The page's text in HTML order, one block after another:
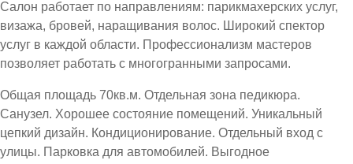
Салон работает по направлениям: парикмахерских услуг,
визажа, бровей, наращивания волос. Широкий спектор
услуг в каждой области. Профессионализм мастеров
позволяет работать с многогранными запросами.
Общая площадь 70кв.м. Отдельная зона педикюра.
Санузел. Хорошее состояние помещений. Уникальный
цепкий дизайн. Кондиционирование. Отдельный вход с
улицы. Парковка для автомобилей. Выгодное